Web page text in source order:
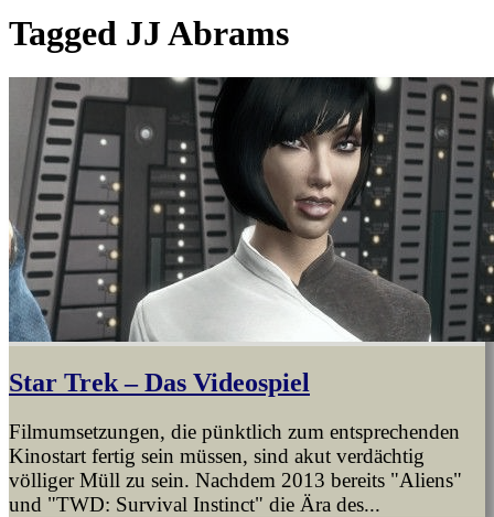
Tagged JJ Abrams
Star Trek – Das Videospiel
Filmumsetzungen, die pünktlich zum entsprechenden
Kinostart fertig sein müssen, sind akut verdächtig
völliger Müll zu sein. Nachdem 2013 bereits "Aliens"
und "TWD: Survival Instinct" die Ära des...